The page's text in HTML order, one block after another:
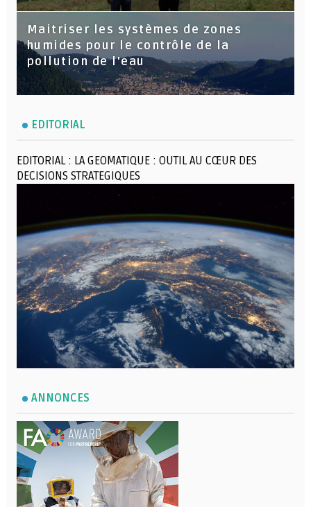
Maitriser les systèmes de zones
humides pour le contrôle de la
pollution de l'eau
EDITORIAL
EDITORIAL : LA GEOMATIQUE : OUTIL AU CŒUR DES
DECISIONS STRATEGIQUES
ANNONCES